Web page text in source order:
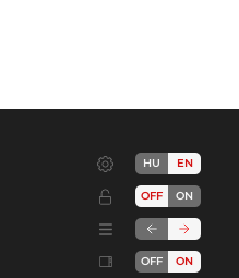
HU EN
OFF ON
OFF ON